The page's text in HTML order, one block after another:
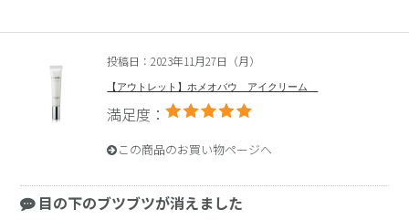
投稿日：2023年11月27日（月）
【アウトレット】ホメオバウ アイクリーム
満足度：
この商品のお買い物ページへ
目の下のブツブツが消えました